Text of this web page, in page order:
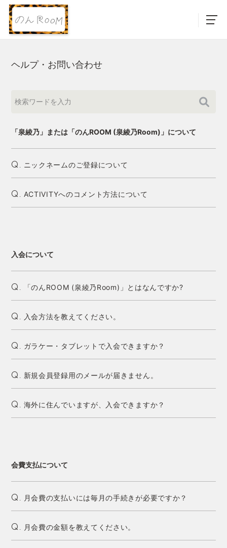
ヘルプ・お問い合わせ
「泉綾乃」または「のんROOM (泉綾乃Room)」について
Q. ニックネームのご登録について
Q. ACTIVITYへのコメント方法について
入会について
Q. 「のんROOM (泉綾乃Room)」とはなんですか?
Q. 入会方法を教えてください。
Q. ガラケー・タブレットで入会できますか？
Q. 新規会員登録用のメールが届きません。
Q. 海外に住んでいますが、入会できますか？
会費支払について
Q. 月会費の支払いには毎月の手続きが必要ですか？
Q. 月会費の金額を教えてください。